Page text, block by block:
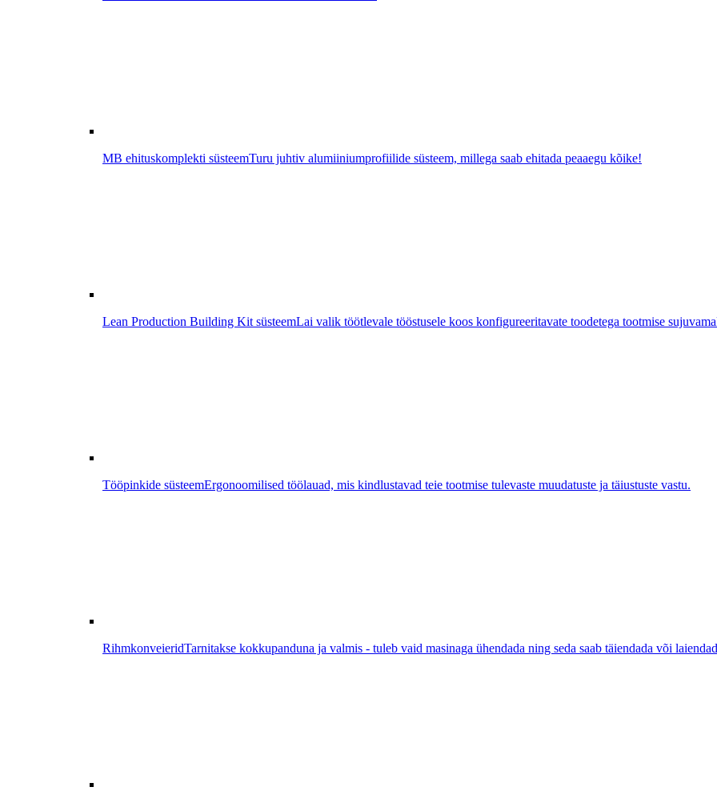
MB ehituskomplekti süsteemTuru juhtiv alumiiniumprofiilide süsteem, millega saab ehitada peaaegu kõike!
Lean Production Building Kit süsteemLai valik töötlevale tööstusele koos konfigureeritavate toodetega tootmise
Tööpinkide süsteemErgonoomilised töölauad, mis kindlustavad teie tootmise tulevaste muudatuste ja täiustuste vastu.
RihmkonveieridTarnitakse kokkupanduna ja valmis - tuleb vaid masinaga ühendada ning seda saab täiendada või